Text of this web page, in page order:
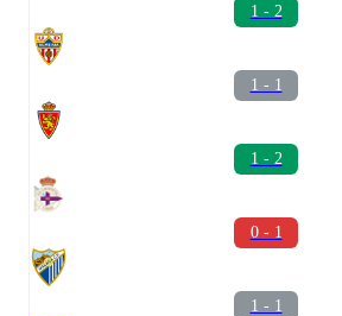
1 - 2
1 - 1
1 - 2
0 - 1
1 - 1